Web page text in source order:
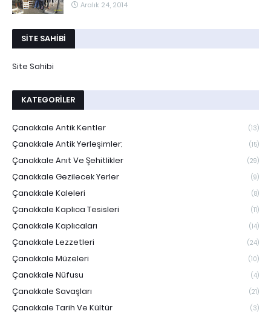
Aralık 24, 2014
SITE SAHIBI
Site Sahibi
KATEGORILER
Çanakkale Antik Kentler (13)
Çanakkale Antik Yerleşimler; (15)
Çanakkale Anıt Ve Şehitlikler (29)
Çanakkale Gezilecek Yerler (9)
Çanakkale Kaleleri (8)
Çanakkale Kaplıca Tesisleri (11)
Çanakkale Kaplıcaları (14)
Çanakkale Lezzetleri (24)
Çanakkale Müzeleri (10)
Çanakkale Nüfusu (4)
Çanakkale Savaşları (21)
Çanakkale Tarih Ve Kültür (3)